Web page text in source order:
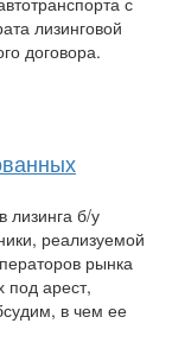
лизинговой
договора.
лизинга б/у
реализуемой
рынка
под арест,
в чем ее